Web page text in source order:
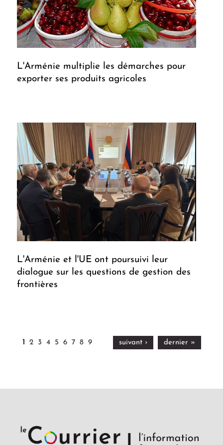
L'Arménie multiplie les démarches pour
exporter ses produits agricoles
L'Arménie et l'UE ont poursuivi leur
dialogue sur les questions de gestion des
frontières
1 2 3 4 5 6 7 8 9 suivant › dernier »